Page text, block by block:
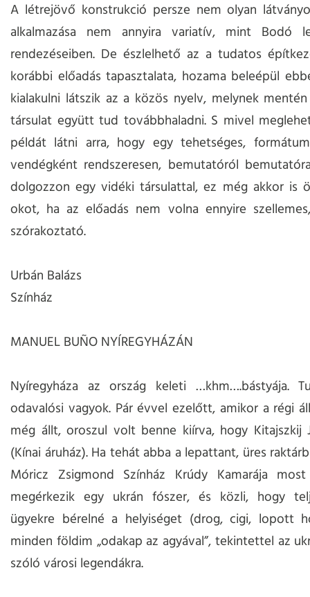
A létrejövő konstrukció persze nem olyan
alkalmazása nem annyira variatív, mint Bodó
rendezéseiben. De észlelhető az a tudatos
korábbi előadás tapasztalata, hozama beleépül
kialakulni látszik az a közös nyelv, melynek
társulat együtt tud továbbhaladni. S mivel
példát látni arra, hogy egy tehetséges,
vendégként rendszeresen, bemutatóról
dolgozzon egy vidéki társulattal, ez még akkor is
okot, ha az előadás nem volna ennyire
szórakoztató.
Urbán Balázs
Színház
MANUEL BUÑO NYÍREGYHÁZÁN
Nyíregyháza az ország keleti …khm….bástyája.
odavalósi vagyok. Pár évvel ezelőtt, amikor a régi
még állt, oroszul volt benne kiírva, hogy Kitajszkij
(Kínai áruház). Ha tehát abba a lepattant, üres
Móricz Zsigmond Színház Krúdy Kamarája
megérkezik egy ukrán fószer, és közli, hogy
ügyekre bérelné a helyiséget (drog, cigi, lopott
minden földim „odakap az agyával”, tekintettel az
szóló városi legendákra.